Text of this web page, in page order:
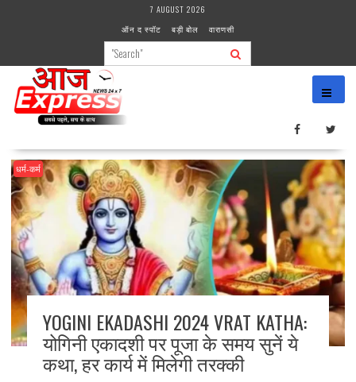
7 AUGUST 2026
ऑन द स्पॉट
बड़ी बोल वाराणसी
धर्म-कर्म
YOGINI EKADASHI 2024 VRAT KATHA:
योगिनी एकादशी पर पूजा के समय सुनें ये
कथा, हर कार्य में मिलेगी तरक्की